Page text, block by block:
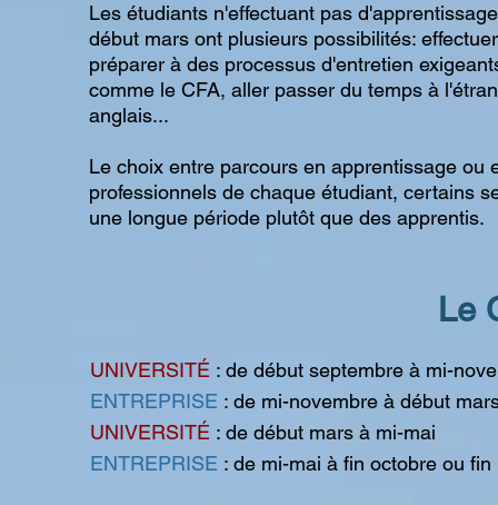
Les étudiants n'effectuant pas
début mars ont plusieurs possibilités:
préparer à des processus d'entretien
comme le CFA, aller passer du temps à
anglais...
Le choix entre parcours en apprentissage ou
professionnels de chaque étudiant, certains
une longue période plutôt que des apprentis.
Le
UNIVERSITÉ : de début septembre à mi-
ENTREPRISE : de mi-novembre à début
UNIVERSITÉ : de début mars à mi-mai
ENTREPRISE : de mi-mai à fin octobre ou fin